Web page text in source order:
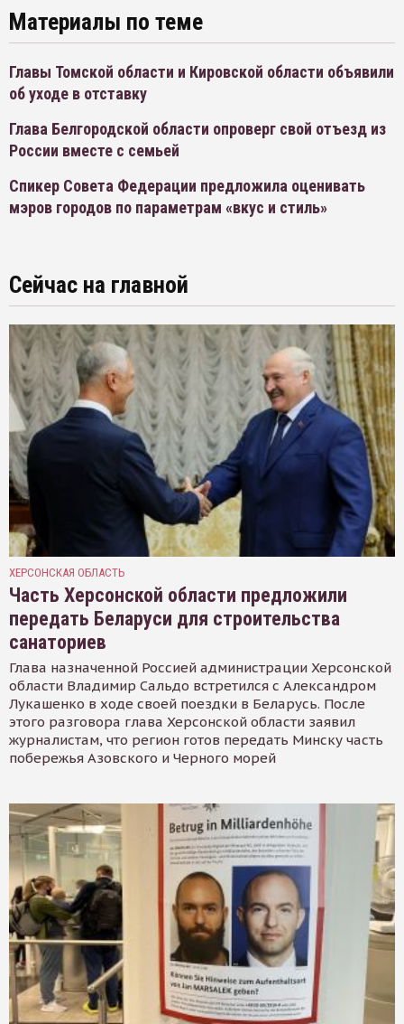
Материалы по теме
Главы Томской области и Кировской области объявили
об уходе в отставку
Глава Белгородской области опроверг свой отъезд из
России вместе с семьей
Спикер Совета Федерации предложила оценивать
мэров городов по параметрам «вкус и стиль»
Сейчас на главной
ХЕРСОНСКАЯ ОБЛАСТЬ
Часть Херсонской области предложили
передать Беларуси для строительства
санаториев
Глава назначенной Россией администрации Херсонской
области Владимир Сальдо встретился с Александром
Лукашенко в ходе своей поездки в Беларусь. После
этого разговора глава Херсонской области заявил
журналистам, что регион готов передать Минску часть
побережья Азовского и Черного морей